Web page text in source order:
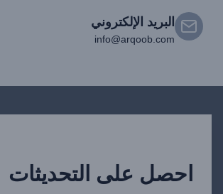
البريد الإلكتروني
info@arqoob.com
احصل على التحديثات